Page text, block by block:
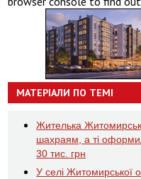
МАТЕРІАЛИ ПО ТЕМІ
Жителька
шахраям, а ті
30 тис. грн
У селі Житомирської